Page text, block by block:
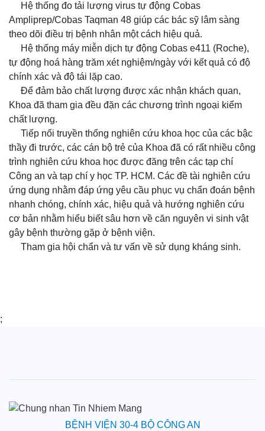
Hệ thống đo tải lượng virus tự động Cobas
Ampliprep/Cobas Taqman 48 giúp các bác sỹ lâm sàng
theo dõi điều trị bệnh nhân một cách hiệu quả.
Hệ thống máy miễn dịch tự động Cobas e411 (Roche),
tự động hoá hàng trăm xét nghiệm/ngày với kết quả có độ
chính xác và độ tái lặp cao.
Để đảm bảo chất lượng được xác nhận khách quan,
Khoa đã tham gia đều đặn các chương trình ngoại kiểm
chất lượng.
Tiếp nối truyền thống nghiên cứu khoa học của các bậc
thầy đi trước, các cán bộ trẻ của Khoa đã có rất nhiều công
trình nghiên cứu khoa học được đăng trên các tạp chí
Công an và tạp chí y học TP. HCM. Các đề tài nghiên cứu
ứng dụng nhằm đáp ứng yêu cầu phục vụ chẩn đoán bệnh
nhanh chóng, chính xác, hiệu quả và hướng nghiên cứu
cơ bản nhằm hiểu biết sâu hơn về căn nguyên vi sinh vật
gây bệnh thường gặp ở bệnh viện.
Tham gia hội chẩn và tư vấn về sử dụng kháng sinh.
;
BỆNH VIỆN 30-4 BỘ CÔNG AN